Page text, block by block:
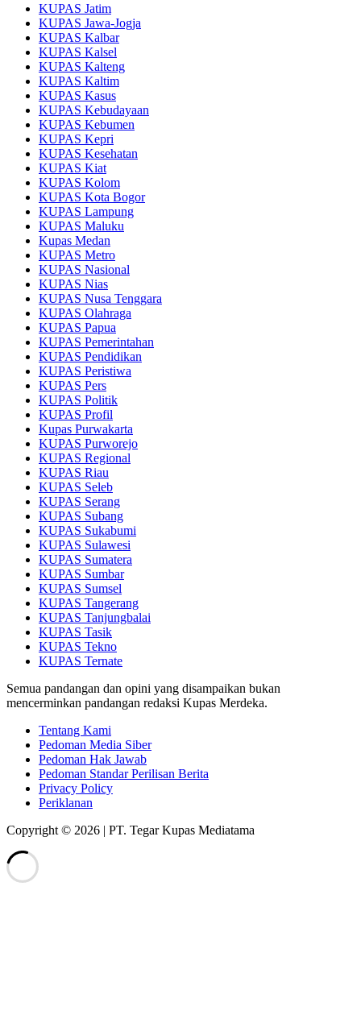
KUPAS Jatim
KUPAS Jawa-Jogja
KUPAS Kalbar
KUPAS Kalsel
KUPAS Kalteng
KUPAS Kaltim
KUPAS Kasus
KUPAS Kebudayaan
KUPAS Kebumen
KUPAS Kepri
KUPAS Kesehatan
KUPAS Kiat
KUPAS Kolom
KUPAS Kota Bogor
KUPAS Lampung
KUPAS Maluku
Kupas Medan
KUPAS Metro
KUPAS Nasional
KUPAS Nias
KUPAS Nusa Tenggara
KUPAS Olahraga
KUPAS Papua
KUPAS Pemerintahan
KUPAS Pendidikan
KUPAS Peristiwa
KUPAS Pers
KUPAS Politik
KUPAS Profil
Kupas Purwakarta
KUPAS Purworejo
KUPAS Regional
KUPAS Riau
KUPAS Seleb
KUPAS Serang
KUPAS Subang
KUPAS Sukabumi
KUPAS Sulawesi
KUPAS Sumatera
KUPAS Sumbar
KUPAS Sumsel
KUPAS Tangerang
KUPAS Tanjungbalai
KUPAS Tasik
KUPAS Tekno
KUPAS Ternate
Semua pandangan dan opini yang disampaikan bukan
mencerminkan pandangan redaksi Kupas Merdeka.
Tentang Kami
Pedoman Media Siber
Pedoman Hak Jawab
Pedoman Standar Perilisan Berita
Privacy Policy
Periklanan
Copyright © 2026 | PT. Tegar Kupas Mediatama